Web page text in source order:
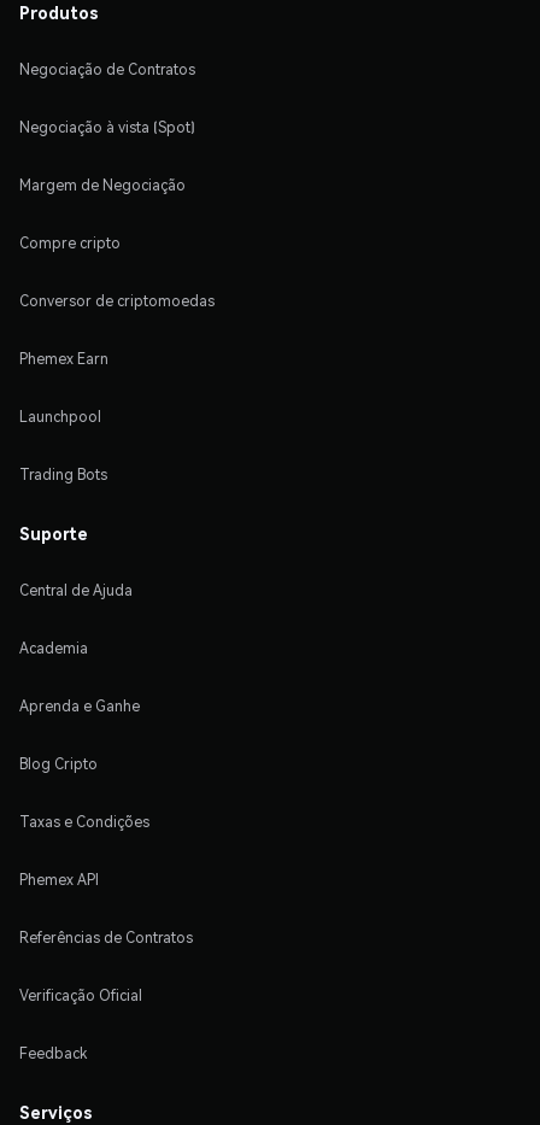
Produtos
Negociação de Contratos
Negociação à vista (Spot)
Margem de Negociação
Compre cripto
Conversor de criptomoedas
Phemex Earn
Launchpool
Trading Bots
Suporte
Central de Ajuda
Academia
Aprenda e Ganhe
Blog Cripto
Taxas e Condições
Phemex API
Referências de Contratos
Verificação Oficial
Feedback
Serviços